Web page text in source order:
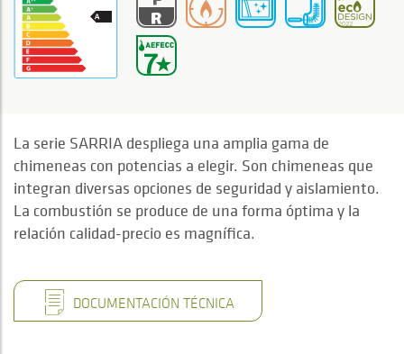
La serie SARRIA despliega una amplia gama de
chimeneas con potencias a elegir. Son chimeneas que
integran diversas opciones de seguridad y aislamiento.
La combustión se produce de una forma óptima y la
relación calidad-precio es magnífica.
DOCUMENTACIÓN TÉCNICA